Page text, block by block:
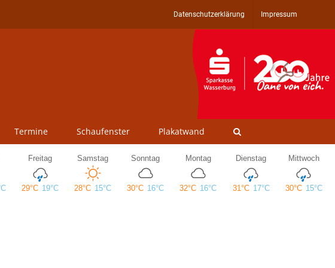
Datenschutzerklärung Impressum
Termine Schaufenster Plakatwand